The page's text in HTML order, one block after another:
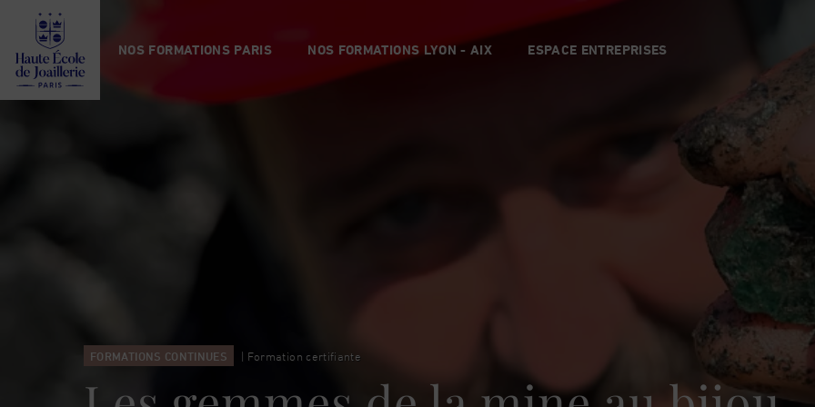
Haute
École
de
Joaillerie
NOS FORMATIONS PARIS NOS FORMATIONS LYON - AIX ESPACE ENTREPRISES
FORMATIONS CONTINUES | Formation certifiante